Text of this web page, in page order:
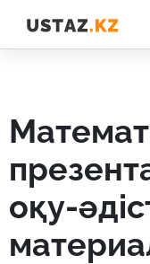
математика
оқу-